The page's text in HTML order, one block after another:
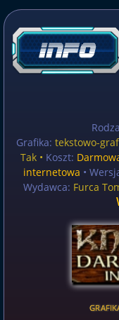
Grafika: tekstowo-
Tak • Koszt:
internetowa •
Wydawca: Furca